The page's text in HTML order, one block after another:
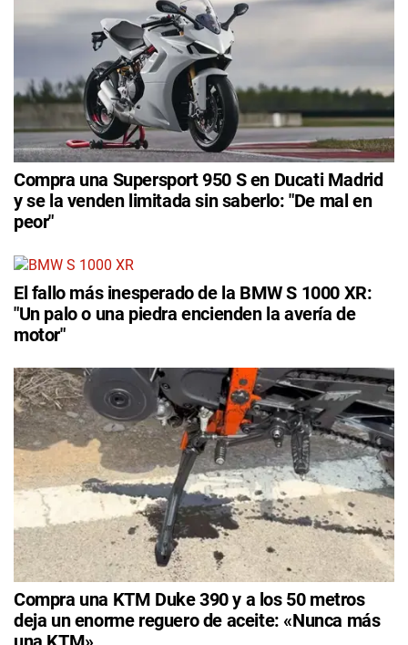
Compra una Supersport 950 S en Ducati Madrid
y se la venden limitada sin saberlo: "De mal en
peor"
El fallo más inesperado de la BMW S 1000 XR:
"Un palo o una piedra encienden la avería de
motor"
Compra una KTM Duke 390 y a los 50 metros
deja un enorme reguero de aceite: «Nunca más